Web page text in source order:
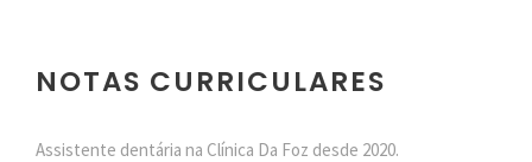
NOTAS CURRICULARES
Assistente dentária na Clínica Da Foz desde 2020.